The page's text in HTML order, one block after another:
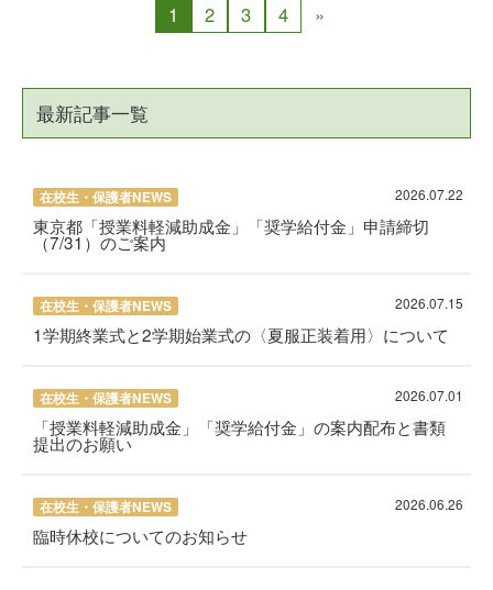
1 2 3 4 »
最新記事一覧
在校生・保護者NEWS 2026.07.22
東京都「授業料軽減助成金」「奨学給付金」申請締切
（7/31）のご案内
在校生・保護者NEWS 2026.07.15
1学期終業式と2学期始業式の〈夏服正装着用〉について
在校生・保護者NEWS 2026.07.01
「授業料軽減助成金」「奨学給付金」の案内配布と書類
提出のお願い
在校生・保護者NEWS 2026.06.26
臨時休校についてのお知らせ